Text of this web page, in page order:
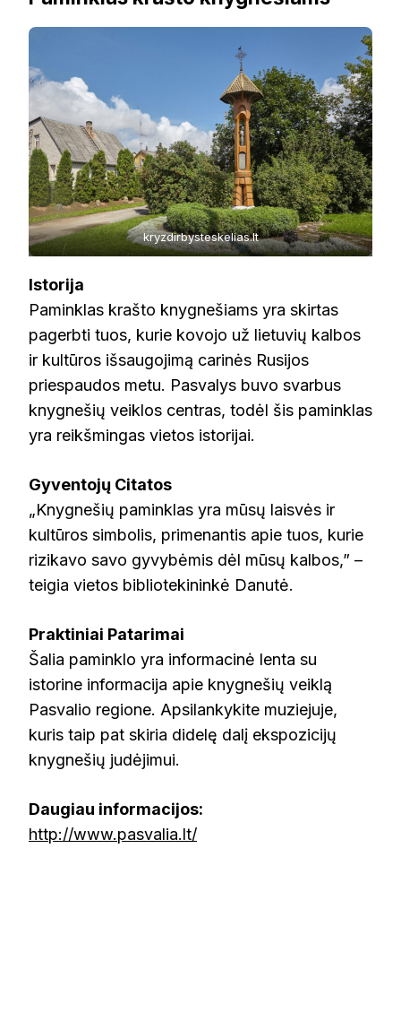
kryzdirbysteskelias.lt
Istorija
Paminklas krašto knygnešiams yra skirtas
pagerbti tuos, kurie kovojo už lietuvių kalbos
ir kultūros išsaugojimą carinės Rusijos
priespaudos metu. Pasvalys buvo svarbus
knygnešių veiklos centras, todėl šis paminklas
yra reikšmingas vietos istorijai.
Gyventojų Citatos
„Knygnešių paminklas yra mūsų laisvės ir
kultūros simbolis, primenantis apie tuos, kurie
rizikavo savo gyvybėmis dėl mūsų kalbos,” –
teigia vietos bibliotekininkė Danutė.
Praktiniai Patarimai
Šalia paminklo yra informacinė lenta su
istorine informacija apie knygnešių veiklą
Pasvalio regione. Apsilankykite muziejuje,
kuris taip pat skiria didelę dalį ekspozicijų
knygnešių judėjimui.
Daugiau informacijos:
http://www.pasvalia.lt/